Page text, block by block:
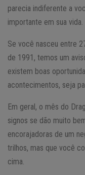
parecia indiferente a
importante em sua vida.
Se você nasceu entre
de 1991, temos um
existem boas
acontecimentos, seja
Em geral, o mês do
signos se dão muito
encorajadoras de um
trilhos, mas que você
cima.